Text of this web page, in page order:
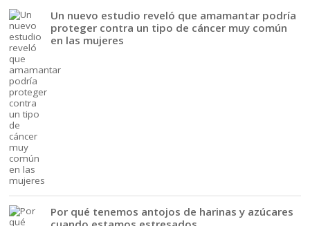
Un nuevo estudio reveló que amamantar podría
proteger contra un tipo de cáncer muy común
en las mujeres
Por qué tenemos antojos de harinas y azúcares